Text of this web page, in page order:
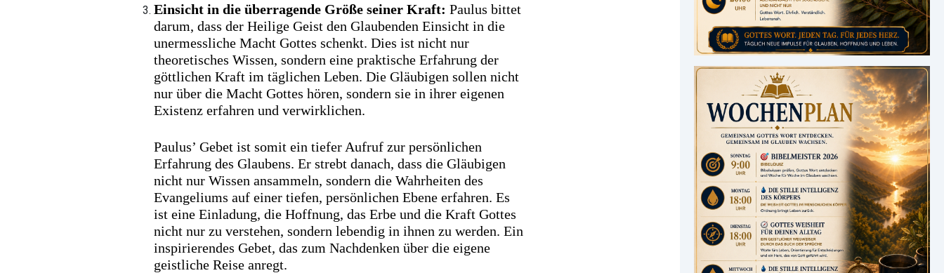
Einsicht in die überragende Größe seiner Kraft: Paulus bittet
darum, dass der Heilige Geist den Glaubenden Einsicht in die
unermessliche Macht Gottes schenkt. Dies ist nicht nur
theoretisches Wissen, sondern eine praktische Erfahrung der
göttlichen Kraft im täglichen Leben. Die Gläubigen sollen nicht
nur über die Macht Gottes hören, sondern sie in ihrer eigenen
Existenz erfahren und verwirklichen.
Paulus’ Gebet ist somit ein tiefer Aufruf zur persönlichen
Erfahrung des Glaubens. Er strebt danach, dass die Gläubigen
nicht nur Wissen ansammeln, sondern die Wahrheiten des
Evangeliums auf einer tiefen, persönlichen Ebene erfahren. Es
ist eine Einladung, die Hoffnung, das Erbe und die Kraft Gottes
nicht nur zu verstehen, sondern lebendig in ihnen zu werden. Ein
inspirierendes Gebet, das zum Nachdenken über die eigene
geistliche Reise anregt.